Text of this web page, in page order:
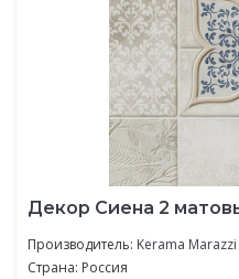
Декор Сиена 2
Производитель: Kerama Marazzi
Страна: Россия